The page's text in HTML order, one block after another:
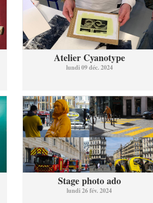
Atelier Cyanotype
lundi 09 déc. 2024
Stage photo ado
lundi 26 fév. 2024